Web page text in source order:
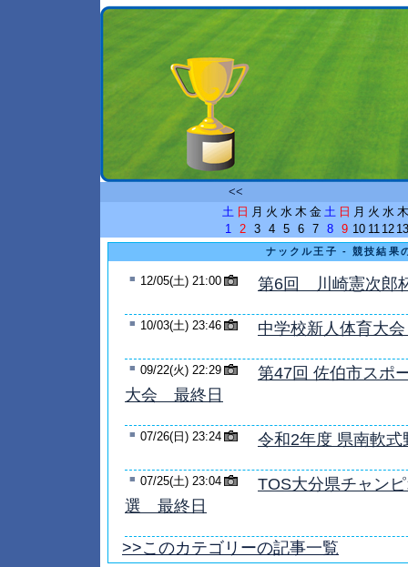
<<
土 日 月 火 水 木 金 土 日 月 火 水 木
1
2 3 4 5 6 7 8 9 10 11 12 13
ナックル王子 - 競技結果
■ 12/05(土) 21:00 第6回 川崎憲次郎
■ 10/03(土) 23:46 中学校新人体育大
■ 09/22(火) 22:29
第47回 佐伯市スポ
大会 最終日
■ 07/26(日) 23:24 令和2年度 県南軟式
■ 07/25(土) 23:04
TOS大分県チャン
選 最終日
>>このカテゴリーの記事一覧